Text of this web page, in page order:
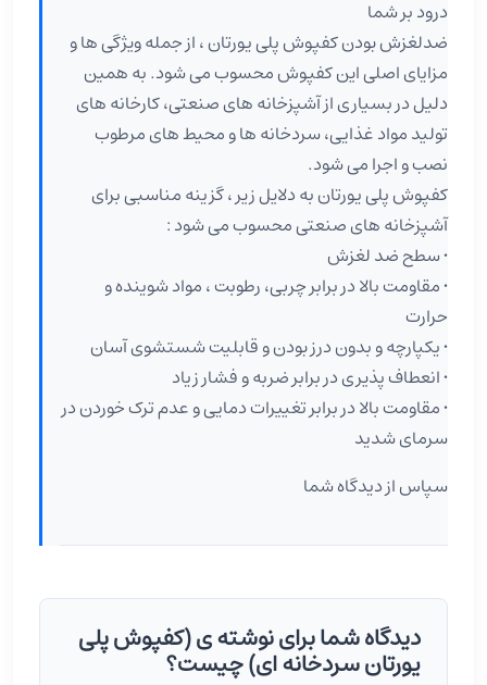
درود بر شما
ضدلغزش بودن کفپوش پلی یورتان ، از جمله ویژگی ها و
مزایای اصلی این کفپوش محسوب می شود. به همین
دلیل در بسیاری از آشپزخانه های صنعتی، کارخانه های
تولید مواد غذایی، سردخانه ها و محیط های مرطوب
نصب و اجرا می شود.
کفپوش پلی یورتان به دلایل زیر ، گزینه مناسبی برای
آشپزخانه های صنعتی محسوب می شود :
• سطح ضد لغزش
• مقاومت بالا در برابر چربی، رطوبت ، مواد شوینده و
حرارت
• یکپارچه و بدون درز بودن و قابلیت شستشوی آسان
• انعطاف پذیری در برابر ضربه و فشار زیاد
• مقاومت بالا در برابر تغییرات دمایی و عدم ترک خوردن در
سرمای شدید
سپاس از دیدگاه شما
دیدگاه شما برای نوشته ی (کفپوش پلی
یورتان سردخانه ای) چیست؟